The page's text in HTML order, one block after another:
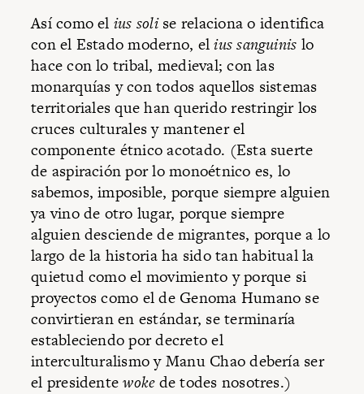
Así como el ius solise relaciona o identifica
con el Estado moderno, elius sanguinis lo
hace con lo tribal, medieval; con las
monarquías y con todos aquellos sistemas
territoriales que han querido restringir los
cruces culturales y mantener el
componente étnico acotado. (Esta suerte
de aspiración por lo monoétnico es, lo
sabemos, imposible, porque siempre alguien
ya vino de otro lugar, porque siempre
alguien desciende de migrantes, porque a lo
largo de la historia ha sido tan habitual la
quietud como el movimiento y porque si
proyectos como el de Genoma Humano se
convirtieran en estándar, se terminaría
estableciendo por decreto el
interculturalismo y Manu Chao debería ser
el presidentewokede todes nosotres.)